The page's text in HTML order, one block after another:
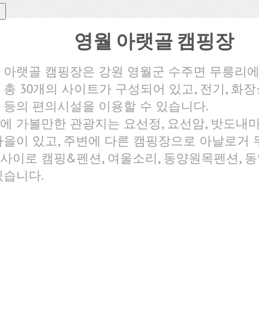
영월 아랫골 캠핑장
아랫골 캠핑장은 강원 영월군 수주면 무릉리
30개의 사이트가 구성되어 있고, 전기, 화장
등의 편의시설을 이용할 수 있습니다.
가볼만한 관광지는 요선정, 요선암, 밧도내
을이 있고, 주변에 다른 캠핑장으로 아날로거
이로 캠핑&펜션, 여울소리, 동양원목펜션,
니다.